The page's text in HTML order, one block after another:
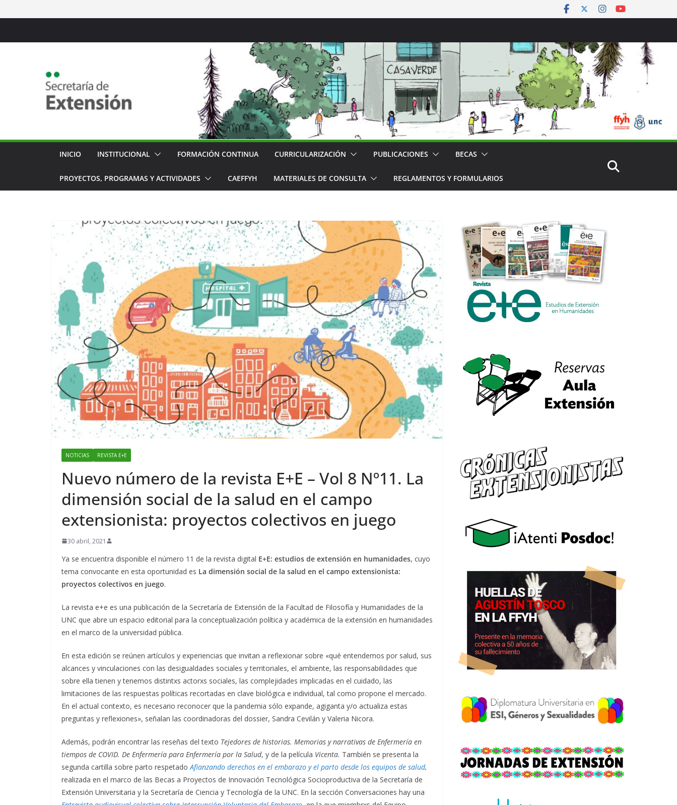
al
INICIO INSTITUCIONAL FORMACIÓN CONTINUA CURRICULARIZACIÓN PUBLICACIONES BECAS
PROYECTOS, PROGRAMAS Y ACTIVIDADES CAEFFYH MATERIALES DE CONSULTA REGLAMENTOS Y FORMULARIOS
NOTICIAS REVISTA E+E
Nuevo número de la revista E+E – Vol 8 Nº11. La
dimensión social de la salud en el campo
extensionista: proyectos colectivos en juego
30 abril, 2021
Ya se encuentra disponible el número 11 de la revista digital E+E: estudios de extensión en humanidades, cuyo
tema convocante en esta oportunidad es La dimensión social de la salud en el campo extensionista:
proyectos colectivos en juego.
La revista e+e es una publicación de la Secretaría de Extensión de la Facultad de Filosofía y Humanidades de la
UNC que abre un espacio editorial para la conceptualización política y académica de la extensión en humanidades
en el marco de la universidad pública.
En esta edición se reúnen artículos y experiencias que invitan a reflexionar sobre «qué entendemos por salud, sus
alcances y vinculaciones con las desigualdades sociales y territoriales, el ambiente, las responsabilidades que
sobre ella tienen y tenemos distintxs actorxs sociales, las complejidades implicadas en el cuidado, las
limitaciones de las respuestas políticas recortadas en clave biológica e individual, tal como propone el mercado.
En el actual contexto, es necesario reconocer que la pandemia sólo expande, agiganta y/o actualiza estas
preguntas y reflexiones», señalan las coordinadoras del dossier, Sandra Cevilán y Valeria Nicora.
Además, podrán encontrar las reseñas del texto Tejedores de historias. Memorias y narrativas de Enfermería en
tiempos de COVID. De Enfermería para Enfermería por la Salud, y de la película Vicenta. También se presenta la
segunda cartilla sobre parto respetado Afianzando derechos en el embarazo y el parto desde los equipos de salud,
realizada en el marco de las Becas a Proyectos de Innovación Tecnológica Socioproductiva de la Secretaría de
Extensión Universitaria y la Secretaría de Ciencia y Tecnología de la UNC. En la sección Conversaciones hay una